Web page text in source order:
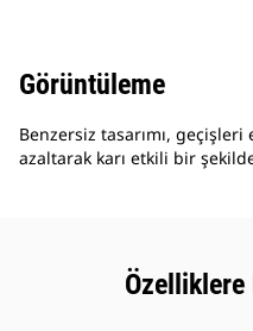
Görüntüleme
Benzersiz tasarımı,
azaltarak karı etkili bir
Özelliklere